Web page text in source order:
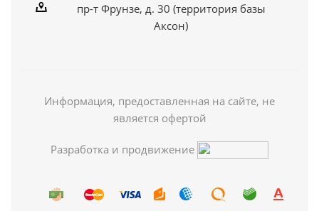
пр-т Фрунзе, д. 30 (территория базы
Аксон)
Информация, предоставленная на сайте, не
является офертой
Разработка и продвижение